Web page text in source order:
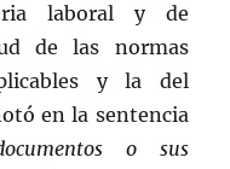
laboral y de
de las normas
y la del
en la sentencia
o sus